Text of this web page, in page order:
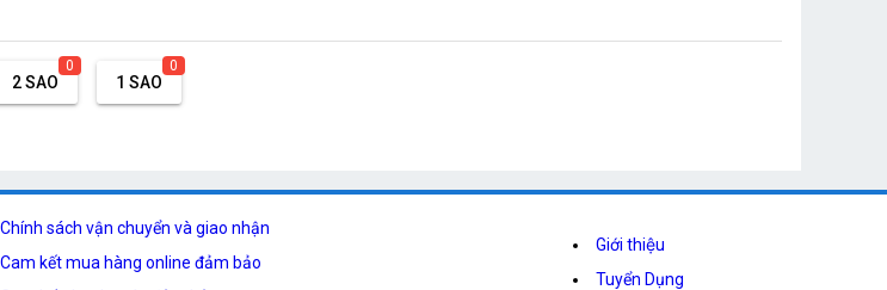
2 SAO
0
1 SAO
0
Chính sách vận chuyển và giao nhận
Cam kết mua hàng online đảm bảo
Giới thiệu
Tuyển Dụng